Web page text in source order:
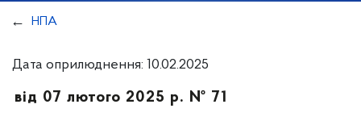
НПА
Дата оприлюднення: 10.02.2025
від 07 лютого 2025 р. № 71